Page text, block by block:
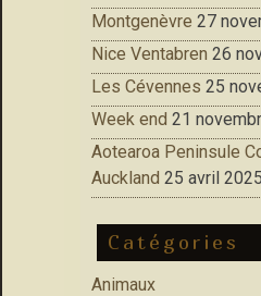
Montgenèvre 27
Nice Ventabren 26
Les Cévennes 25
Week end 21
Aotearoa Peninsule
Auckland 25 avril 2025
Catégories
Animaux